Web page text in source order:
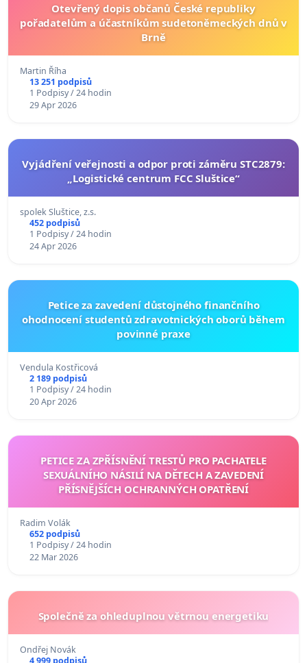
Otevřený dopis občanů České republiky
pořadatelům a účastníkům sudetoněmeckých dnů v
Brně
Martin Říha
13 251 podpisů
1 Podpisy / 24 hodin
29 Apr 2026
Vyjádření veřejnosti a odpor proti záměru STC2879:
„Logistické centrum FCC Sluštice“
spolek Sluštice, z.s.
452 podpisů
1 Podpisy / 24 hodin
24 Apr 2026
Petice za zavedení důstojného finančního
ohodnocení studentů zdravotnických oborů během
povinné praxe
Vendula Kostřicová
2 189 podpisů
1 Podpisy / 24 hodin
20 Apr 2026
PETICE ZA ZPŘÍSNĚNÍ TRESTŮ PRO PACHATELE
SEXUÁLNÍHO NÁSILÍ NA DĚTECH A ZAVEDENÍ
PŘÍSNĚJŠÍCH OCHRANNÝCH OPATŘENÍ
Radim Volák
652 podpisů
1 Podpisy / 24 hodin
22 Mar 2026
Společně za ohleduplnou větrnou energetiku
Ondřej Novák
4 999 podpisů